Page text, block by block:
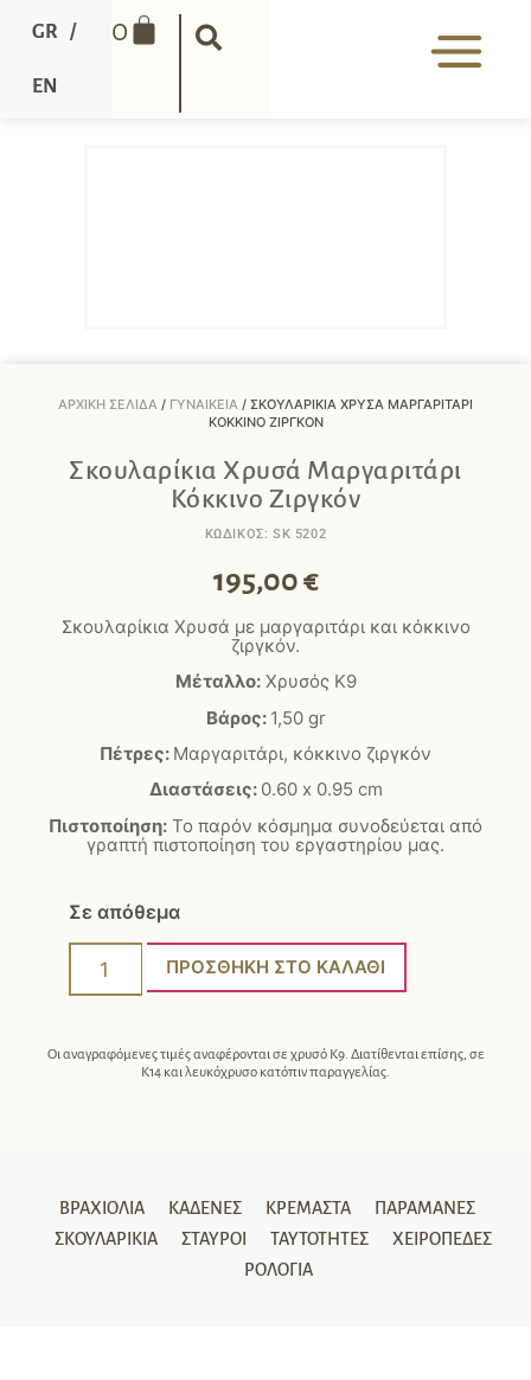
0
GR /
EN
ΑΡΧΙΚΉ ΣΕΛΊΔΑ / ΓΥΝΑΙΚΕΊΑ / ΣΚΟΥΛΑΡΊΚΙΑ ΧΡΥΣΆ ΜΑΡΓΑΡΙΤΆΡΙ
ΚΌΚΚΙΝΟ ΖΙΡΓΚΌΝ
Σκουλαρίκια Χρυσά Μαργαριτάρι
Κόκκινο Ζιργκόν
ΚΩΔΙΚΟΣ: SK 5202
195,00€
Σκουλαρίκια Χρυσά με μαργαριτάρι και κόκκινο
ζιργκόν.
Μέταλλο:Χρυσός Κ9
Βάρος: 1,50gr
Πέτρες: Μαργαριτάρι, κόκκινο ζιργκόν
Διαστάσεις: 0.60 x 0.95 cm
Πιστοποίηση: Το παρόν κόσμημα συνοδεύεται από
γραπτή πιστοποίηση του εργαστηρίου μας.
Σε απόθεμα
ΠΡΟΣΘΉΚΗ ΣΤΟ ΚΑΛΆΘΙ
Οι αναγραφόμενες τιμές αναφέρονται σε χρυσό Κ9. Διατίθενται επίσης, σε
Κ14 και λευκόχρυσο κατόπιν παραγγελίας.
ΒΡΑΧΙΌΛΙΑ ΚΑΔΈΝΕΣ ΚΡΕΜΑΣΤΆ
ΠΑΡΑΜΆΝΕΣ
ΣΚΟΥΛΑΡΊΚΙΑ
ΣΤΑΥΡΟΊ ΤΑΥΤΌΤΗΤΕΣ
ΧΕΙΡΟΠΈΔΕΣ
ΡΟΛΌΓΙΑ